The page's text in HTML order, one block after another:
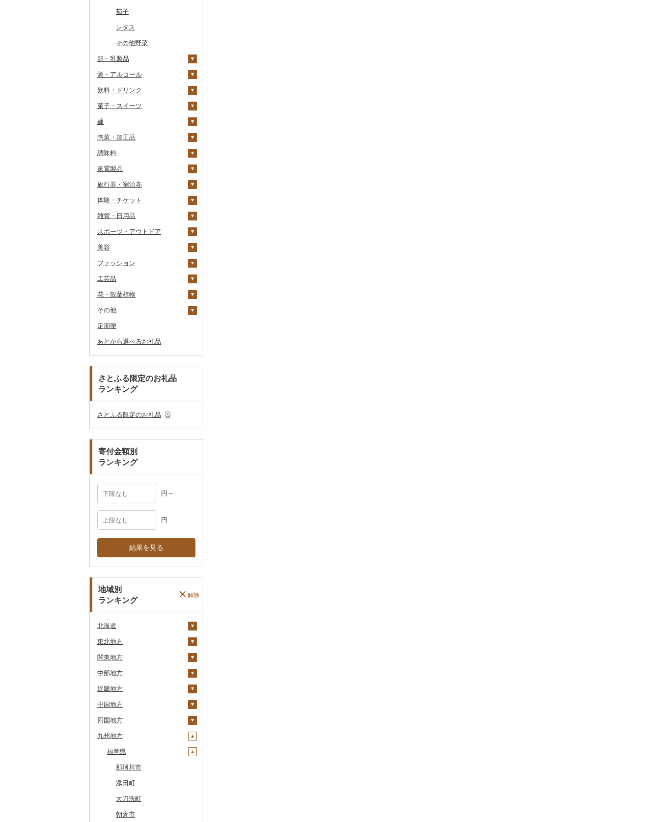
神戸牛・神戸ビーフ
但馬牛
土佐あかうし
佐賀牛
長崎和牛
あか牛
宮崎牛
くじら
サバ
さんま
鯛
のどぐろ
ふぐ
ブリ
その他鮮魚
その他魚介・加工品
その他米
文旦
まどんな
ポンカン
その他柑橘
干し柿
干し芋
その他ドライフルーツ
その他果物
びわ
ブルーベリー
パイナップル
栗
その他果物
茄子
レタス
その他野菜
卵・乳製品
卵
チーズ
ヨーグルト
バター
その他乳製品
酒・アルコール
ビール・発泡酒
ビール
地ビール・クラフトビ
日本酒
純米吟醸
大吟醸
吟醸
その他日本酒
芋焼酎
麦焼酎
米焼酎
黒糖焼酎
その他焼酎
梅酒
泡盛
ワイン
白ワイン
赤ワイン
シャンパン・スパーク
ウイスキー
リキュール・洋酒
甘酒
ノンアルコール
その他酒
飲料・ドリンク
水・ミネラルウォーター
飲料
コーヒー豆
粉
ドリップ
茶
飲料
茶葉・ティーバッグ
静岡茶
足柄茶
知覧茶
八女茶
果汁飲料
りんごジュース
みかんジュース（オレ
紅茶
飲料
茶葉・ティーバッグ
その他飲料・ジュース
野菜ジュース
炭酸飲料
豆乳
菓子・スイーツ
クッキー
焼き菓子
プリン
ゼリー
チョコレート
カステラ
アイス・ジェラート
その他洋菓子
煎餅・おかき
羊羹
饅頭
大福
その他和菓子
麺
ラーメン
うどん
そば
パスタ
ひやむぎ
そうめん
その他麺
惣菜・加工品
惣菜
餃子
シュウマイ
コロッケ
その他惣菜
カレー・シチュー
カレー
シチュー
鍋
肉
魚
その他鍋
ピザ
レトルト
スープ
豆腐・納豆
豆腐
漬物
キムチ
その他漬物
缶詰・瓶詰
肉
魚
ジャム
その他缶詰・瓶詰
乾物
燻製（スモーク）
おせち
その他加工品
調味料
砂糖
塩
醤油
味噌
酢
だし
食用油
オリーブオイル
ごま油
はちみつ
ドレッシング
その他調味料
ケチャップ
こしょう
その他調味料
家電製品
季節・空調家電
キッチン家電
照明器具
パソコン・周辺機器
TV・オーディオ・カメラ
美容・健康家電
カー用品
時計
その他家電
旅行券・宿泊券
旅行券
JTBふるさと旅行クー
その他旅行券
宿泊券
体験・チケット
PayPay商品券
食事券
温泉・サウナ・スパ利用
券
GDOふるさとゴルフ
プレークーポン
その他のゴルフプレー
花火大会チケット
カタログギフト
雑貨・日用品
家具・インテリア
机・テーブル
その他家具・インテリ
寝具
布団
毛布
タオルケット
タオル
その他タオル
文房具・印鑑
ボールペン
ノート・ファイル
その他文房具
食器
グラス・カップ
箸
スプーン・フォーク・
ナイフ
皿・椀
その他食器
キッチン用品
フライパン
鍋
まな板
土鍋
日用品
洗剤
トイレットペーパー
ティッシュ
その他日用品
楽器・器材
本・CD・DVD
おもちゃ・ぬいぐるみ
ご当地キャラクター
ペット用品
その他雑貨
スポーツ・アウトドア
ゴルフ
ゴルフボール
ゴルフウェア
その他ゴルフ
釣り
サイクリング
アウトドア・キャンプ
その他スポーツ
その他スポーツ
美容
スキンケア
洗顔
その他スキンケア
シャンプー・リンス
石鹸・ボディーソープ
入浴剤
アロマ
プロテイン
その他美容
ファッション
鞄・バッグ
トートバッグ・ショル
ツケース
その他鞄・バッグ
洋服
女性・レディース
子供・ベビー
その他洋服
和服
靴・履物
靴・シューズ
スリッパ・下駄・草履
その他靴・履物
アクセサリー
ペンダント・ネックレ
ス
ピアス・イヤリング
その他アクセサリー
その他服飾小物
ショール・ストール
マフラー・手袋
工芸品
織物
本場奄美大島紬
陶器・漆器
唐津焼
備前焼
美濃焼
村上木彫堆朱
その他装飾品・工芸品
数珠
工芸品
播州そろばん
美濃和紙
花・観葉植物
観葉植物・苗木
花
胡蝶蘭
造花・プリザーブドフ
ラワー
その他花
盆栽・その他
その他
地域サービス
その他
定期便
あとから選べるお礼品
さとふる限定のお礼品
ランキング
さとふる限定のお礼品
寄付金額別
ランキング
円～
円
結果を見る
地域別
ランキング
解除
北海道
安平町
八雲町
鹿部町
江差町
白老町
せたな町
旭川市
森町
稚内市
標津町
清里町
北斗市
東北地方
青森県
十和田市
大鰐町
南部町
五戸町
藤崎町
六ヶ所村
東北町
三戸町
東通村
黒石市
岩手県
宮古市
軽米町
岩手町
矢巾町
釜石市
野田村
普代村
一戸町
陸前高田市
宮城県
柴田町
色麻町
丸森町
大衡村
加美町
利府町
白石市
登米市
秋田県
大潟村
横手市
能代市
小坂町
仙北市
井川町
潟上市
山形県
村山市
尾花沢市
上山市
河北町
酒田市
新庄市
福島県
天栄村
広野町
鏡石町
須賀川市
小野町
関東地方
茨城県
土浦市
取手市
つくば市
稲敷市
潮来市
五霞町
北茨城市
境町
かすみがうら市
栃木県
那須塩原市
市貝町
塩谷町
上三川町
佐野市
真岡市
高根沢町
大田原市
群馬県
榛東村
下仁田町
玉村町
安中市
川場村
昭和村
甘楽町
埼玉県
春日部市
蕨市
戸田市
毛呂山町
久喜市
ふじみ野市
千葉県
勝浦市
袖ケ浦市
我孫子市
長柄町
芝山町
東京都
八王子市
日野市
昭島市
武蔵村山市
神奈川県
南足柄市
松田町
大井町
中部地方
新潟県
十日町市
弥彦村
阿賀町
出雲崎町
魚沼市
佐渡市
燕市
南魚沼市
富山県
射水市
氷見市
朝日町
高岡市
魚津市
砺波市
入善町
石川県
羽咋市
七尾市
白山市
穴水町
輪島市
中能登町
福井県
美浜町
小浜市
越前町
若狭町
鯖江市
山梨県
富士吉田市
甲斐市
山梨市
富士川町
長野県
高森町
御代田町
飯田市
岐阜県
養老町
八百津町
静岡県
下田市
愛知県
近畿地方
三重県
鈴鹿市
伊賀市
木曽岬町
多気町
松阪市
桑名市
志摩市
滋賀県
長浜市
高島市
草津市
近江八幡市
竜王町
甲賀市
京都府
宮津市
伊根町
与謝野町
福知山市
亀岡市
大阪府
茨木市
豊能町
枚方市
河内長野市
兵庫県
上郡町
神河町
小野市
奈良県
曽爾村
河合町
和歌山県
湯浅町
中国地方
鳥取県
鳥取県（県庁）
米子市
大山町
琴浦町
日野町
鳥取市
島根県
雲南市
海士町
津和野町
飯南町
安来市
岡山県
津山市
西粟倉村
久米南町
真庭市
広島県
安芸太田町
世羅町
大竹市
山口県
柳井市
平生町
四国地方
徳島県
阿波市
牟岐町
那賀町
三好市
鳴門市
香川県
高松市
直島町
さぬき市
多度津町
愛媛県
今治市
鬼北町
西予市
高知県
香美市
馬路村
九州地方
福岡県
那珂川市
添田町
大刀洗町
朝倉市